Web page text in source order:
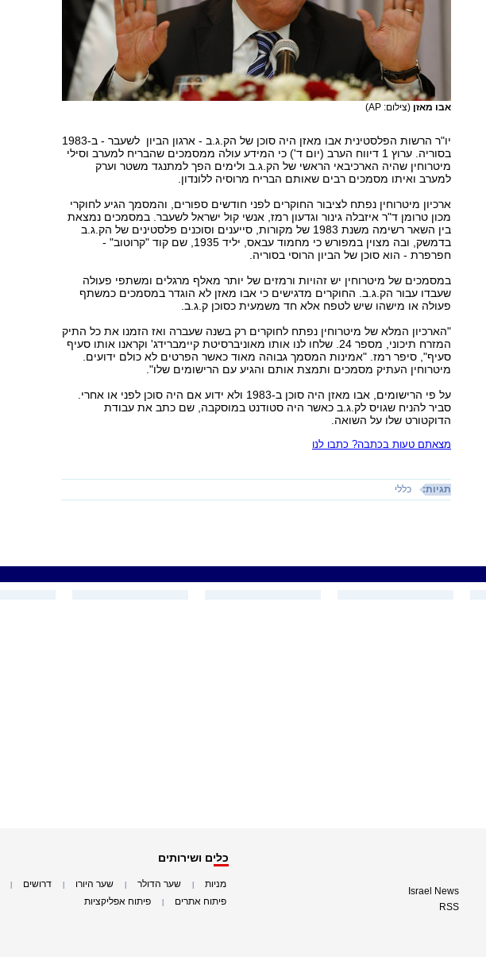
אבו מאזן (צילום: AP)
יו"ר הרשות הפלסטינית אבו מאזן היה סוכן של הק.ג.ב - ארגון הביון לשעבר - ב-1983
בסוריה. ערוץ 1 דיווח הערב (יום ד') כי המידע עולה ממסמכים שהבריח למערב וסילי
מיטרוחין שהיה הארכיבאי הראשי של הק.ג.ב ולימים הפך למתנגד משטר וערק
למערב ואיתו מסמכים רבים שאותם הבריח מרוסיה ללונדון.
ארכיון מיטרוחין נפתח לציבור החוקרים לפני חודשים ספורים, והמסמך הגיע לחוקרי
מכון טרומן ד"ר איזבלה גינור וגדעון רמז, אנשי קול ישראל לשעבר. במסמכים נמצאת
בין השאר רשימה משנת 1983 של מקורות, סייענים וסוכנים פלסטינים של הק.ג.ב
בדמשק, ובה מצוין במפורש כי מחמוד עבאס, יליד 1935, שם קוד "קרוטוב" -
חפרפרת - הוא סוכן של הביון הרוסי בסוריה.
במסמכים של מיטרוחין יש זהויות ורמזים של יותר מאלף מרגלים ומשתפי פעולה
שעבדו עבור הק.ג.ב. החוקרים מדגישים כי אבו מאזן לא הוגדר במסמכים כמשתף
פעולה או מישהו שיש לטפח אלא חד משמעית כסוכן ק.ג.ב.
"הארכיון המלא של מיטרוחין נפתח לחוקרים רק בשנה שעברה ואז הזמנו את כל התיק
המזרח תיכוני, מספר 24. שלחו לנו אותו מאוניברסיטת קיימברידג' וקראנו אותו סעיף
סעיף", סיפר רמז. "אמינות המסמך גבוהה מאוד כאשר הפרטים לא כולם ידועים.
מיטרוחין העתיק מסמכים ותמצת אותם והגיע עם הרישומים שלו".
על פי הרישומים, אבו מאזן היה סוכן ב-1983 ולא ידוע אם היה סוכן לפני או אחרי.
סביר להניח שגויס לק.ג.ב כאשר היה סטודנט במוסקבה, שם כתב את עבודת
הדוקטורט שלו על השואה.
מצאתם טעות בכתבה? כתבו לנו
תגיות: כללי
Israel News
RSS
כלים ושירותים
מניות שער הדולר שער היורו דרושים
פיתוח אתרים פיתוח אפליקציות